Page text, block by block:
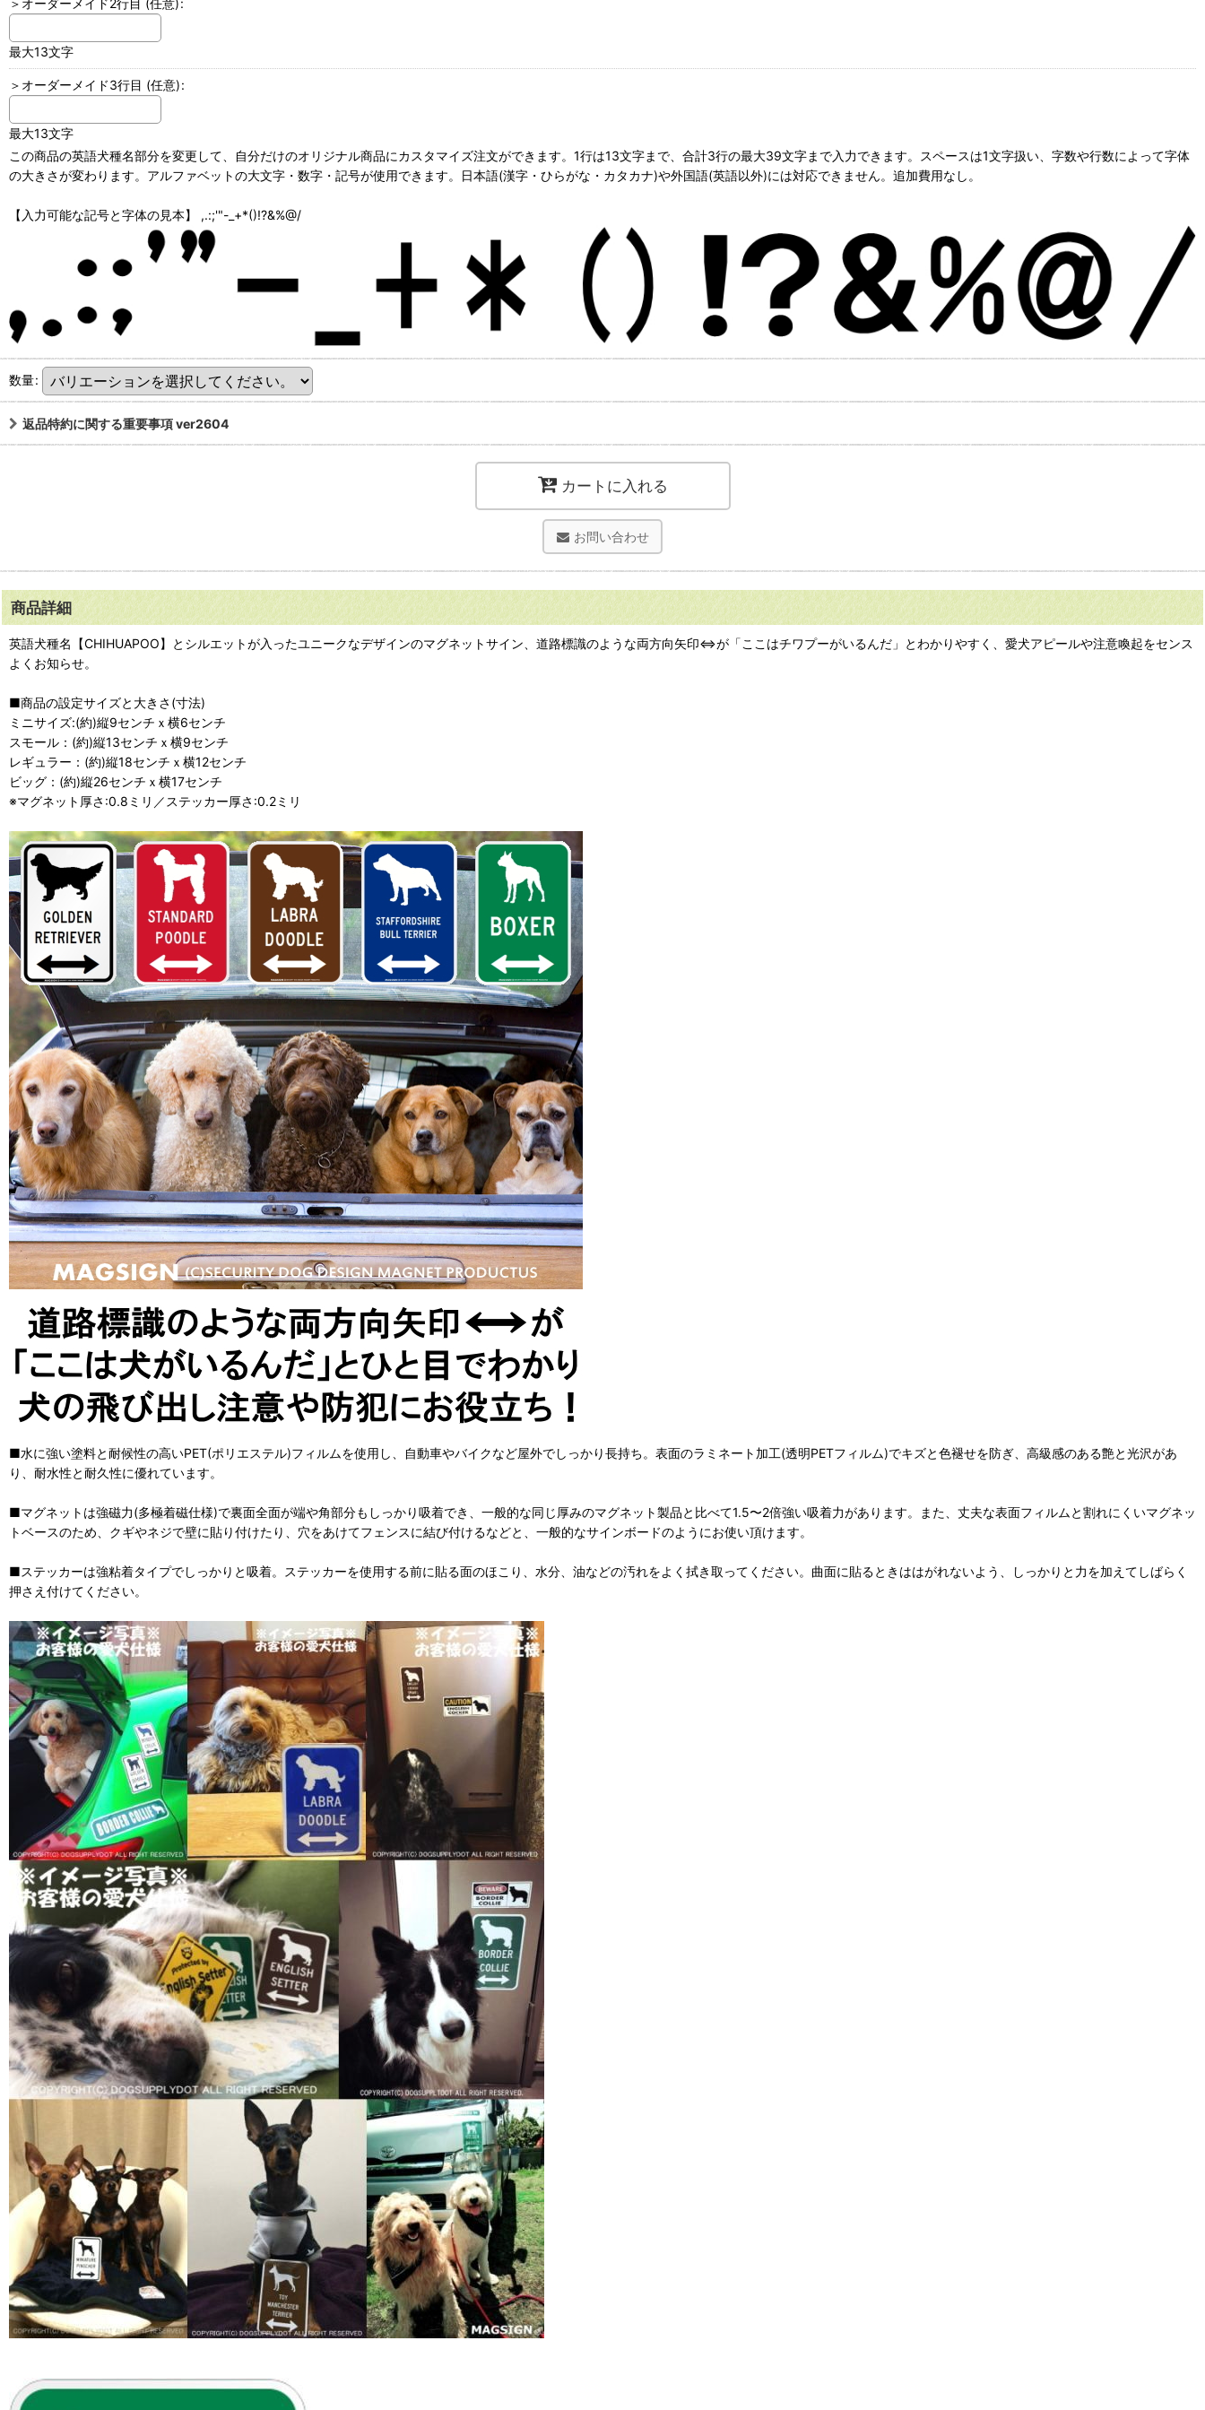
＞オーダーメイド2行目 (任意):
最大13文字
＞オーダーメイド3行目 (任意):
最大13文字
この商品の英語犬種名部分を変更して、自分だけのオリジナル商品にカスタマイズ注文ができます。1行は13文字まで、合計3行の最大39文字まで入力できます。スペースは1文字扱い、字数や行数によって字体
の大きさが変わります。アルファベットの大文字・数字・記号が使用できます。日本語(漢字・ひらがな・カタカナ)や外国語(英語以外)には対応できません。追加費用なし。
【入力可能な記号と字体の見本】 ,.:;'"-_+*()!?&%@/
数量:
返品特約に関する重要事項 ver2604
カートに入れる
お問い合わせ
商品詳細
英語犬種名【CHIHUAPOO】とシルエットが入ったユニークなデザインのマグネットサイン、道路標識のような両方向矢印⇔が「ここはチワプーがいるんだ」とわかりやすく、愛犬アピールや注意喚起をセンス
よくお知らせ。
■商品の設定サイズと大きさ(寸法)
ミニサイズ:(約)縦9センチｘ横6センチ
スモール：(約)縦13センチｘ横9センチ
レギュラー：(約)縦18センチｘ横12センチ
ビッグ：(約)縦26センチｘ横17センチ
※マグネット厚さ:0.8ミリ／ステッカー厚さ:0.2ミリ
■水に強い塗料と耐候性の高いPET(ポリエステル)フィルムを使用し、自動車やバイクなど屋外でしっかり長持ち。表面のラミネート加工(透明PETフィルム)でキズと色褪せを防ぎ、高級感のある艶と光沢があ
り、耐水性と耐久性に優れています。
■マグネットは強磁力(多極着磁仕様)で裏面全面が端や角部分もしっかり吸着でき、一般的な同じ厚みのマグネット製品と比べて1.5〜2倍強い吸着力があります。また、丈夫な表面フィルムと割れにくいマグネッ
トベースのため、クギやネジで壁に貼り付けたり、穴をあけてフェンスに結び付けるなどと、一般的なサインボードのようにお使い頂けます。
■ステッカーは強粘着タイプでしっかりと吸着。ステッカーを使用する前に貼る面のほこり、水分、油などの汚れをよく拭き取ってください。曲面に貼るときははがれないよう、しっかりと力を加えてしばらく
押さえ付けてください。